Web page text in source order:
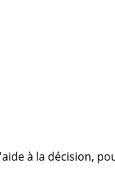
à la décision,